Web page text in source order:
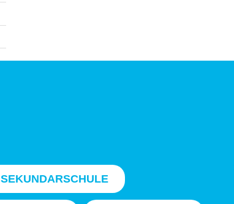
SEKUNDARSCHULE